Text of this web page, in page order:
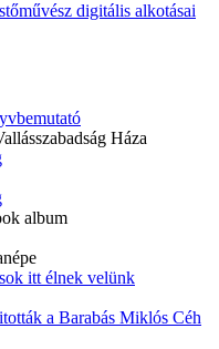
digitális alkotásai
Háza
album
itt élnek velünk
a Barabás Miklós Céh